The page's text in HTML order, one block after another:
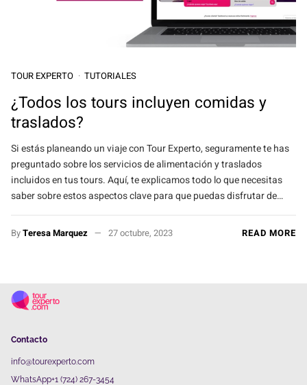
TOUR EXPERTO TUTORIALES
¿Todos los tours incluyen comidas y
traslados?
Si estás planeando un viaje con Tour Experto, seguramente te has
preguntado sobre los servicios de alimentación y traslados
incluidos en tus tours. Aquí, te explicamos todo lo que necesitas
saber sobre estos aspectos clave para que puedas disfrutar de…
ByTeresa Marquez 27 octubre, 2023 READ MORE
Contacto
info@tourexperto.com
WhatsApp+1 (724) 267-3454